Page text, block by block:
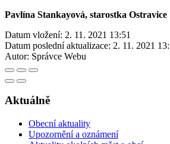
Pavlína Stankayová, starostka Ostravice
Datum vložení: 2. 11. 2021 13:51
Datum poslední aktualizace: 2. 11. 2021
Autor: Správce Webu
Aktuálně
Obecní aktuality
Upozornění a oznámení